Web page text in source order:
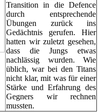
Transition in die Defence
durch entsprechende
Übungen zurück ins
Gedächtnis gerufen. Hier
hatten wir zuletzt gesehen,
dass die Jungs etwas
nachlässig wurden. Wie
üblich, war bei den Titans
nicht klar, mit was für einer
Stärke und Erfahrung des
Gegners wir rechnen
mussten.